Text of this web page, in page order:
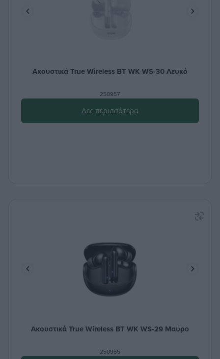
Ακουστικά True Wireless ΒΤ WK WS-30 Λευκό
250957
Δες περισσότερα
Ακουστικά True Wireless ΒΤ WK WS-29 Μαύρο
250955